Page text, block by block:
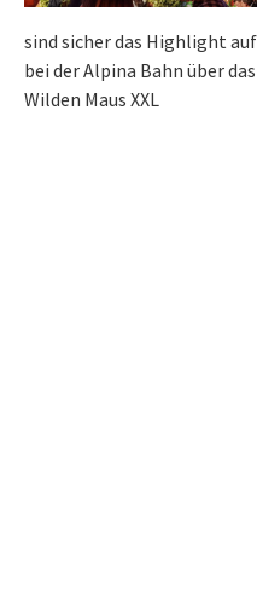
sind sicher das Highlight
bei der Alpina Bahn über
Wilden Maus XXL